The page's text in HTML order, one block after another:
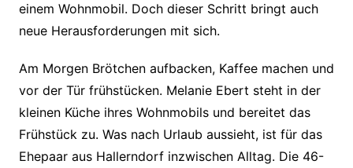
einem Wohnmobil. Doch dieser Schritt bringt auch
neue Herausforderungen mit sich.
Am Morgen Brötchen aufbacken, Kaffee machen und
vor der Tür frühstücken. Melanie Ebert steht in der
kleinen Küche ihres Wohnmobils und bereitet das
Frühstück zu. Was nach Urlaub aussieht, ist für das
Ehepaar aus Hallerndorf inzwischen Alltag. Die 46-